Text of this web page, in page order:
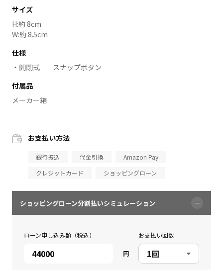
サイズ
H:約 8cm
W:約 8.5cm
仕様
開閉式
スナップボタン
付属品
メーカー箱
お支払い方法
銀行振込 代金引換
Amazon Pay
クレジットカード
ショッピングローン
ショッピングローン分割払いシミュレーション
ローン申し込み額（税込）
円
お支払い回数